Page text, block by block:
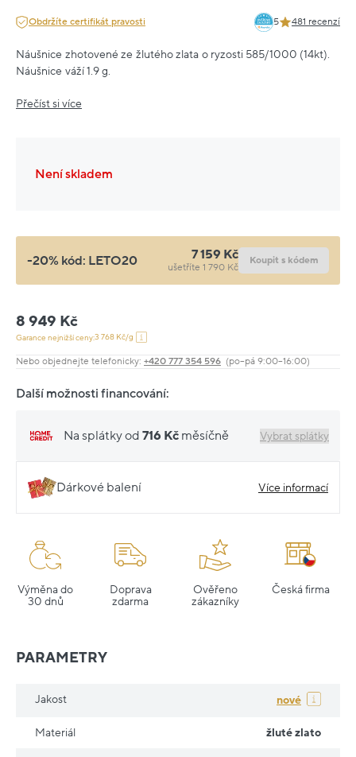
Obdržíte certifikát pravosti 5 481 recenzí
Náušnice zhotovené ze žlutého zlata o ryzosti 585/1000 (14kt).
Náušnice váží 1.9 g.
Přečíst si více
Není skladem
-20% kód: LETO20 7 159 Kč
ušetříte 1 790 Kč
Koupit s kódem
8 949 Kč
Garance nejnižší ceny:3 768 Kč/g
Nebo objednejte telefonicky: +420 777 354 596 (po–pá 9:00–16:00)
Další možnosti financování:
Na splátky od 716 Kč měsíčně Vybrat splátky
Dárkové balení Více informací
Výměna do
30 dnů
Doprava
zdarma
Ověřeno
zákazníky
Česká firma
PARAMETRY
Jakost nové
Materiál žluté zlato